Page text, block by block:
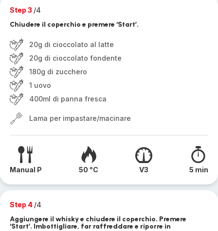
Step 3 /4
Chiudere il coperchio e premere ‘Start’.
20g di cioccolato al latte
20g di cioccolato fondente
180g di zucchero
1 uovo
400ml di panna fresca
Lama per impastare/macinare
Manual P 50 °C V3 5 min
Step 4 /4
Aggiungere il whisky e chiudere il coperchio. Premere
‘Start’. Imbottigliare, far raffreddare e riporre in